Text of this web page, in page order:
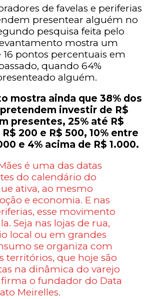
de favelas e periferias
presentear alguém no
pesquisa feita pelo
mostra um
pontos percentuais em
quando 64%
alguém.
mostra ainda que 38% dos
investir de R$
presentes, 25% até R$
200 e R$ 500, 10% entre
e 4% acima de R$ 1.000.
é uma das datas
do calendário do
ativa, ao mesmo
e economia. E nas
esse movimento
Seja nas lojas de rua,
local ou em grandes
se organiza com
territórios, que hoje são
na dinâmica do varejo
o fundador do Data
Meirelles.